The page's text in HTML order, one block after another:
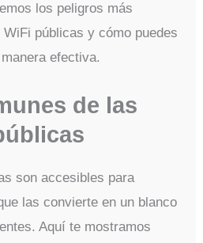
los peligros más
públicas y cómo puedes
efectiva.
de las
son accesibles para
las convierte en un blanco
Aquí te mostramos